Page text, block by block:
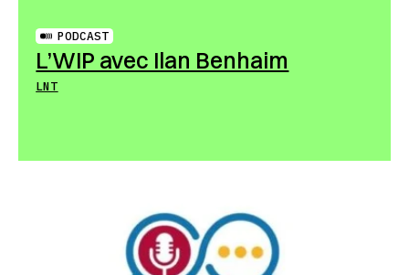
PODCAST
L’WIP avec Ilan Benhaim
LNT